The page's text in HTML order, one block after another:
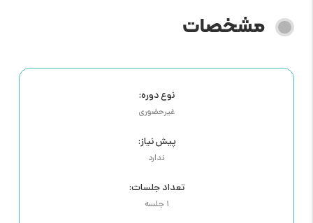
مشخصات
نوع دوره:
غیرحضوری
پیش نیاز:
ندارد
تعداد جلسات:
1 جلسه